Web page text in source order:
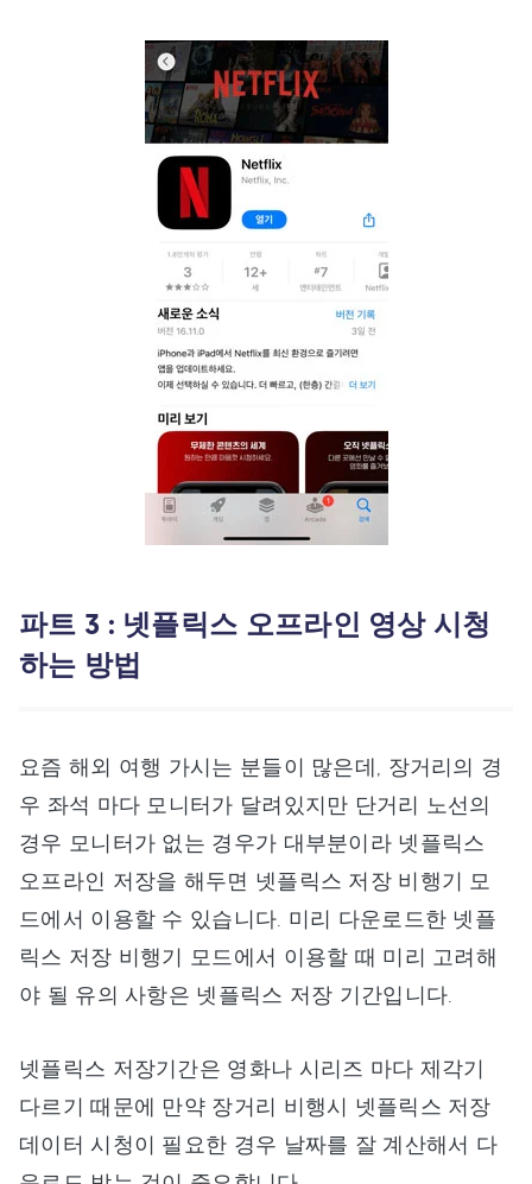
파트 3 : 넷플릭스 오프라인 영상 시청
하는 방법
요즘 해외 여행 가시는 분들이 많은데, 장거리의 경
우 좌석 마다 모니터가 달려있지만 단거리 노선의
경우 모니터가 없는 경우가 대부분이라 넷플릭스
오프라인 저장을 해두면 넷플릭스 저장 비행기 모
드에서 이용할 수 있습니다. 미리 다운로드한 넷플
릭스 저장 비행기 모드에서 이용할 때 미리 고려해
야 될 유의 사항은 넷플릭스 저장 기간입니다.
넷플릭스 저장기간은 영화나 시리즈 마다 제각기
다르기 때문에 만약 장거리 비행시 넷플릭스 저장
데이터 시청이 필요한 경우 날짜를 잘 계산해서 다